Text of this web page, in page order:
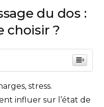
du dos :
choisir ?
stress.
influer sur l’état de